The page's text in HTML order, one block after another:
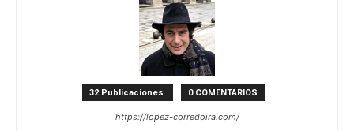
32 Publicaciones 0 COMENTARIOS
https://lopez-corredoira.com/